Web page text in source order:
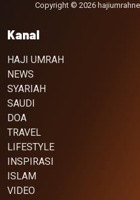
Copyright © 2026
Kanal
HAJI UMRAH
NEWS
SYARIAH
SAUDI
DOA
TRAVEL
LIFESTYLE
INSPIRASI
ISLAM
VIDEO